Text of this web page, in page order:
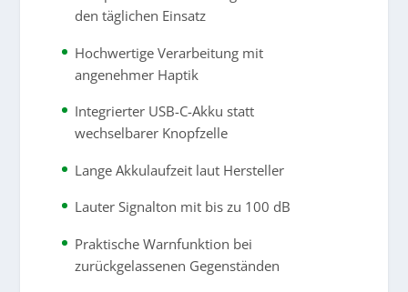
den täglichen Einsatz
Hochwertige Verarbeitung mit
angenehmer Haptik
Integrierter USB-C-Akku statt
wechselbarer Knopfzelle
Lange Akkulaufzeit laut Hersteller
Lauter Signalton mit bis zu 100 dB
Praktische Warnfunktion bei
zurückgelassenen Gegenständen